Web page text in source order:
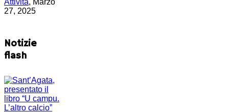
Attività, Marzo
27, 2025
Notizie
flash